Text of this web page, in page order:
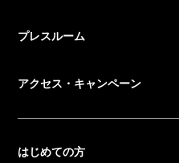
プレスルーム
アクセス・キャンペーン
はじめての方